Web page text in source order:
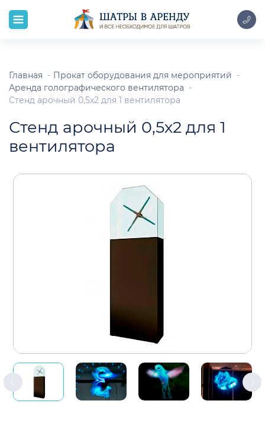
Главная
Прокат оборудования для мероприятий
Аренда голографического вентилятора
Стенд арочный 0,5х2 для 1 вентилятора
Стенд арочный 0,5х2 для 1
вентилятора